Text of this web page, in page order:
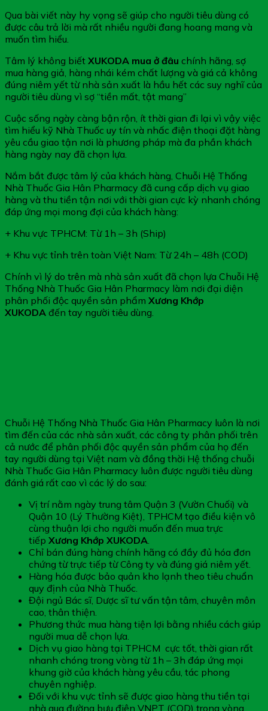
Qua bài viết này hy vọng sẽ giúp cho người tiêu dùng có
được câu trả lời mà rất nhiều người đang hoang mang và
muốn tìm hiểu.
Tâm lý không biết XUKODA mua ở đâu chính hãng, sợ
mua hàng giả, hàng nhái kém chất lượng và giá cả không
đúng niêm yết từ nhà sản xuất là hầu hết các suy nghĩ của
người tiêu dùng vì sợ “tiền mất, tật mang”
Cuộc sống ngày càng bận rộn, ít thời gian đi lại vì vậy việc
tìm hiểu kỹ Nhà Thuốc uy tín và nhấc điện thoại đặt hàng
yêu cầu giao tận nơi là phương pháp mà đa phần khách
hàng ngày nay đã chọn lựa.
Nắm bắt được tâm lý của khách hàng, Chuỗi Hệ Thống
Nhà Thuốc Gia Hân Pharmacy đã cung cấp dịch vụ giao
hàng và thu tiền tận nơi với thời gian cực kỳ nhanh chóng
đáp ứng mọi mong đợi của khách hàng:
+ Khu vực TPHCM: Từ 1h – 3h (Ship)
+ Khu vực tỉnh trên toàn Việt Nam: Từ 24h – 48h (COD)
Chính vì lý do trên mà nhà sản xuất đã chọn lựa Chuỗi Hệ
Thống Nhà Thuốc Gia Hân Pharmacy làm nơi đại diện
phân phối độc quyền sản phẩm Xương Khớp
XUKODA đến tay người tiêu dùng.
Chuỗi Hệ Thống Nhà Thuốc Gia Hân Pharmacy luôn là nơi
tìm đến của các nhà sản xuất, các công ty phân phối trên
cả nước để phân phối độc quyền sản phẩm của họ đến
tay người dùng tại Việt nam và đồng thời Hệ thống chuỗi
Nhà Thuốc Gia Hân Pharmacy luôn được người tiêu dùng
đánh giá rất cao vì các lý do sau:
Vị trí nằm ngày trung tâm Quận 3 (Vườn Chuối) và
Quận 10 (Lý Thường Kiệt), TPHCM tạo điều kiện vô
cùng thuận lợi cho người muốn đến mua trực
tiếp Xương Khớp XUKODA
Chỉ bán đúng hàng chính hãng có đầy đủ hóa đơn
chứng từ trực tiếp từ Công ty và đúng giá niêm yết.
Hàng hóa được bảo quản kho lạnh theo tiêu chuẩn
quy định của Nhà Thuốc.
Đội ngủ Bác sĩ, Dược sĩ tư vấn tận tâm, chuyên môn
cao, thân thiện.
Phương thức mua hàng tiện lợi bằng nhiều cách giúp
người mua dễ chọn lựa.
Dịch vụ giao hàng tại TPHCM cực tốt, thời gian rất
nhanh chóng trong vòng từ 1h – 3h đáp ứng mọi
khung giờ của khách hàng yêu cầu, tác phong
chuyên nghiệp.
Đối với khu vực tỉnh sẽ được giao hàng thu tiền tại
nhà qua đường bưu điện VNPT (COD) trong vòng